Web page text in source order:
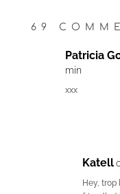
69
Patricia
min
xxx
Katell
Hey,